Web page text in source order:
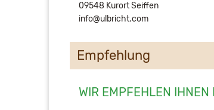
09548 Kurort Seiffen
info@ulbricht.com
Empfehlung
WIR EMPFEHLEN